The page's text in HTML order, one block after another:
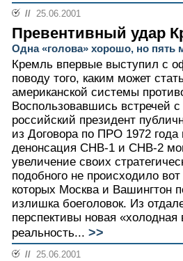
// 25.06.2001
Превентивный удар
Одна «голова» хорошо, но пять
Кремль впервые выступил с
поводу того, каким может
американской системы
Воспользовавшись встречей
российский президент
из Договора по ПРО 1972
денонсация СНВ-1 и СНВ-2
увеличение своих
подобного не происходило
которых Москва и Вашингтон
излишка боеголовок. Из
перспективы новая
реальность... >>
// 25.06.2001